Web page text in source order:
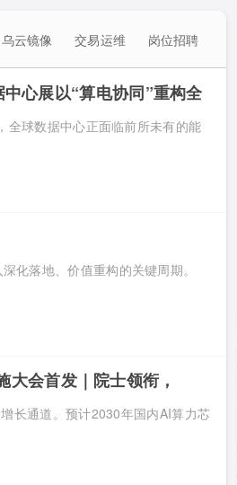
乌云镜像 交易运维 岗位招聘
心展以“算电协同”重构全
全球数据中心正面临前所未有的能
化落地、价值重构的关键周期。
大会首发｜院士领衔，
长通道。预计2030年国内AI算力芯